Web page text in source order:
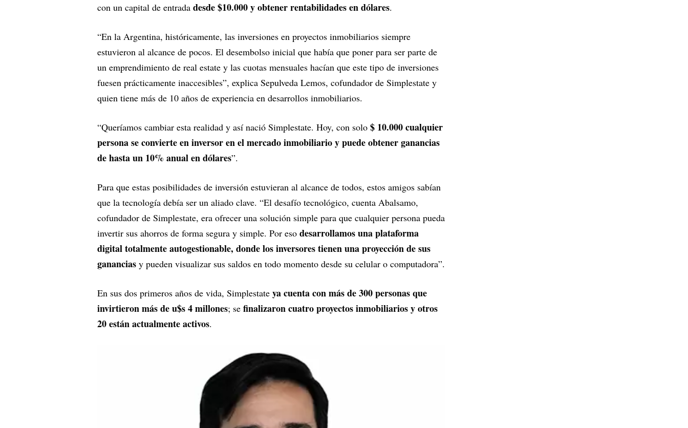
con un capital de entrada desde $10.000 y obtener rentabilidades en dólares.
“En la Argentina, históricamente, las inversiones en proyectos inmobiliarios siempre
estuvieron al alcance de pocos. El desembolso inicial que había que poner para ser parte de
un emprendimiento de real estate y las cuotas mensuales hacían que este tipo de inversiones
fuesen prácticamente inaccesibles”, explica Sepulveda Lemos, cofundador de Simplestate y
quien tiene más de 10 años de experiencia en desarrollos inmobiliarios.
“Queríamos cambiar esta realidad y así nació Simplestate. Hoy, con solo $ 10.000 cualquier
persona se convierte en inversor en el mercado inmobiliario y puede obtener ganancias
de hasta un 10% anual en dólares”.
Para que estas posibilidades de inversión estuvieran al alcance de todos, estos amigos sabían
que la tecnología debía ser un aliado clave. “El desafío tecnológico, cuenta Abalsamo,
cofundador de Simplestate, era ofrecer una solución simple para que cualquier persona pueda
invertir sus ahorros de forma segura y simple. Por eso desarrollamos una plataforma
digital totalmente autogestionable, donde los inversores tienen una proyección de sus
ganancias y pueden visualizar sus saldos en todo momento desde su celular o computadora”.
En sus dos primeros años de vida, Simplestate ya cuenta con más de 300 personas que
invirtieron más de u$s 4 millones; se finalizaron cuatro proyectos inmobiliarios y otros
20 están actualmente activos.